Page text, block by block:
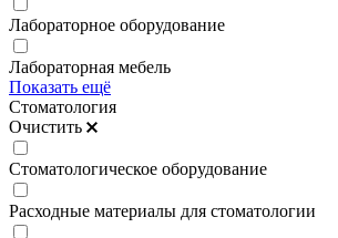
Лабораторное оборудование
Лабораторная мебель
Показать ещё
Стоматология
Очистить
Стоматологическое оборудование
Расходные материалы для стоматологии